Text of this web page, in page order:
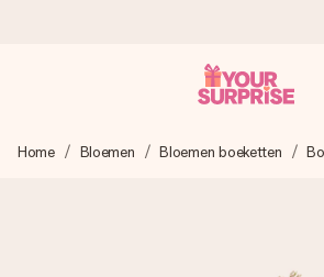
We maken jouw cadeau met zorg en
Home Bloemen Bloemen boeketten